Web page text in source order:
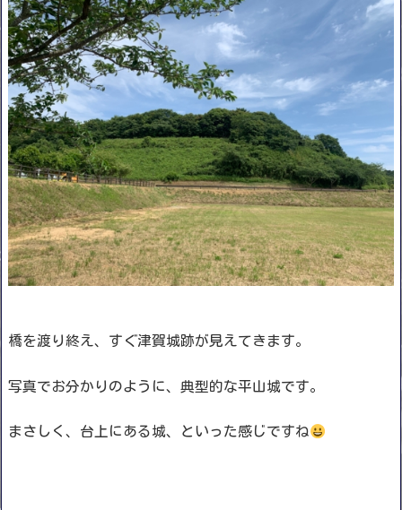
橋を渡り終え、すぐ津賀城跡が見えてきます。
写真でお分かりのように、典型的な平山城です。
まさしく、台上にある城、といった感じですね